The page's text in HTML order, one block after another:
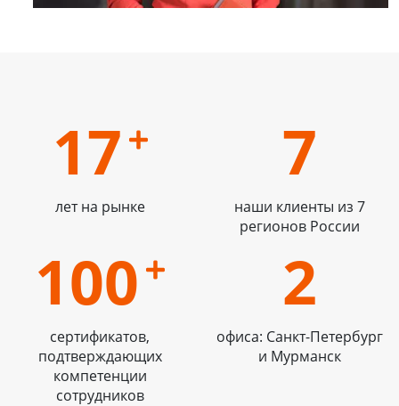
17
лет на рынке
7
наши клиенты из 7
регионов России
100
сертификатов,
подтверждающих
компетенции
сотрудников
2
офиса: Санкт-Петербург
и Мурманск